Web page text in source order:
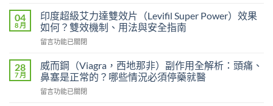
期
服
用
雙
犀
利
士
會
04
8 月
印度超級艾力達雙效片（Levifil Super Power）效果
如何？雙效機制、用法與安全指南
在
度
超
級
艾
留言功能已關閉
28
7 月
威而鋼（Viagra，西地那非）副作用全解析：頭痛、
鼻塞是正常的？哪些情況必須停藥就醫
在
留言功能已關閉